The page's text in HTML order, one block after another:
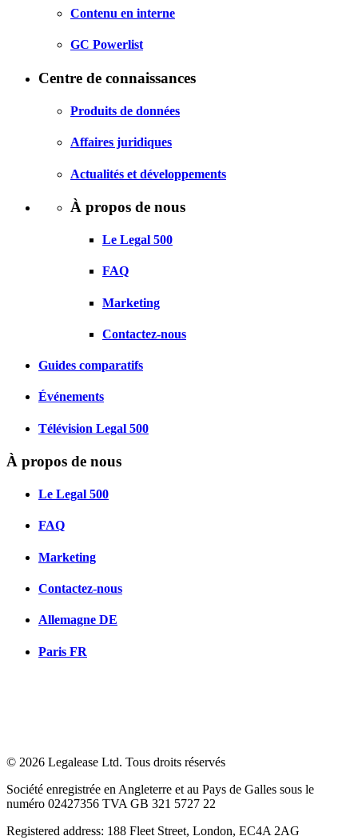
Contenu en interne
GC Powerlist
Centre de connaissances
Produits de données
Affaires juridiques
Actualités et développements
À propos de nous
Le Legal 500
FAQ
Marketing
Contactez-nous
Guides comparatifs
Événements
Télévision Legal 500
À propos de nous
Le Legal 500
FAQ
Marketing
Contactez-nous
Allemagne DE
Paris FR
© 2026 Legalease Ltd. Tous droits réservés
Société enregistrée en Angleterre et au Pays de Galles sous le
numéro 02427356 TVA GB 321 5727 22
Registered address: 188 Fleet Street, London, EC4A 2AG